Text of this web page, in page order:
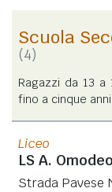
Scuola
(4)
Ragazzi da 13
fino a cinque anni.
Liceo
LS A. Omodeo
Strada Pavese